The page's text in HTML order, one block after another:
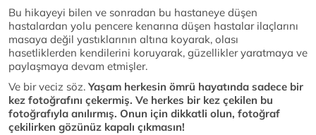
Bu hikayeyi bilen ve sonradan bu hastaneye düşen
hastalardan yolu pencere kenarına düşen hastalar ilaçlarını
masaya değil yastıklarının altına koyarak, olası
hasetliklerden kendilerini koruyarak, güzellikler yaratmaya ve
paylaşmaya devam etmişler.
Ve bir veciz söz. Yaşam herkesin ömrü hayatında sadece bir
kez fotoğrafını çekermiş. Ve herkes bir kez çekilen bu
fotoğrafıyla anılırmış. Onun için dikkatli olun, fotoğraf
çekilirken gözünüz kapalı çıkmasın!